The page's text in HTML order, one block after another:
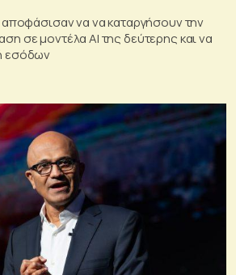
να να καταργήσουν την
σε μοντέλα AI της δεύτερης και να
εσόδων